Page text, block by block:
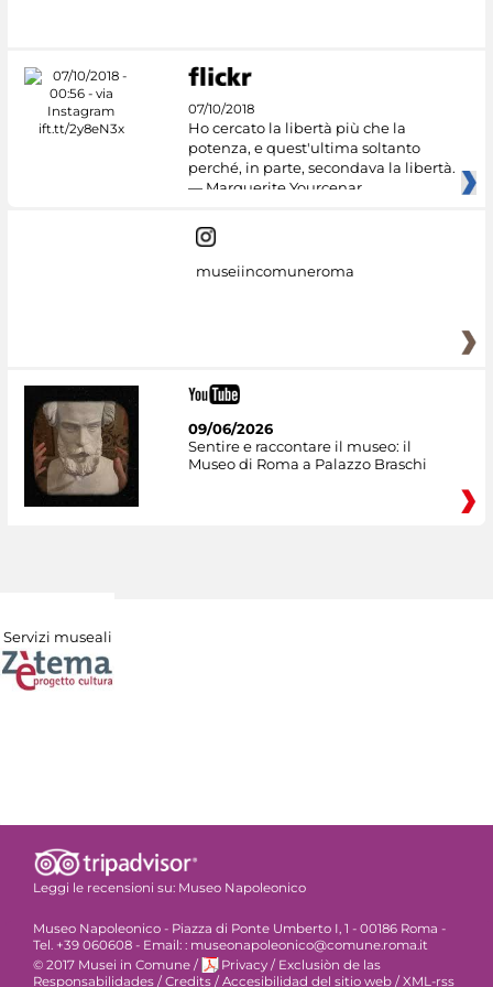
07/10/2018
Ho cercato la libertà più che la
potenza, e quest'ultima soltanto
perché, in parte, secondava la libertà.
— Marguerite Yourcenar
museiincomuneroma
09/06/2026
Sentire e raccontare il museo: il
Museo di Roma a Palazzo Braschi
Servizi museali
Leggi le recensioni su: Museo Napoleonico
Museo Napoleonico - Piazza di Ponte Umberto I, 1 - 00186 Roma -
Tel. +39 060608 - Email: : museonapoleonico@comune.roma.it
© 2017 Musei in Comune / Privacy / Exclusiòn de las
Responsabilidades / Credits / Accesibilidad del sitio web / XML-rss